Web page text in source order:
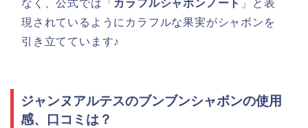
なく、公式では「 カラフルシャボンノート 」と表
現されているようにカラフルな果実がシャボンを
引き立てています♪
ジャンヌアルテスのブンブンシャボンの使用
感、口コミは？